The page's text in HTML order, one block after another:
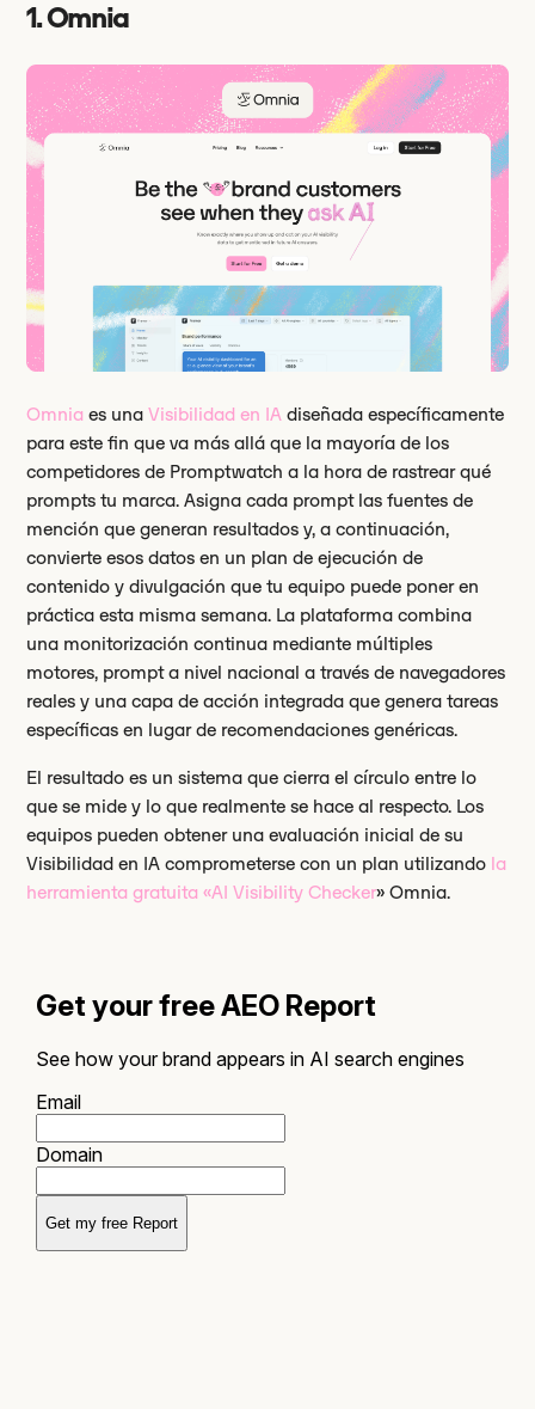
1. Omnia
Omnia es unaVisibilidad en IAdiseñada específicamente
para este fin que va más allá que la mayoría de los
competidores de Promptwatch a la hora de rastrear qué
prompts tu marca. Asigna cada prompt las fuentes de
mención que generan resultados y, a continuación,
convierte esos datos en un plan de ejecución de
contenido y divulgación que tu equipo puede poner en
práctica esta misma semana. La plataforma combina
una monitorización continua mediante múltiples
motores, prompt a nivel nacional a través de navegadores
reales y una capa de acción integrada que genera tareas
específicas en lugar de recomendaciones genéricas.
El resultado es un sistema que cierra el círculo entre lo
que se mide y lo que realmente se hace al respecto. Los
equipos pueden obtener una evaluación inicial de su
Visibilidad en IA comprometerse con un plan utilizando la
herramienta gratuita «AI Visibility Checker» Omnia.